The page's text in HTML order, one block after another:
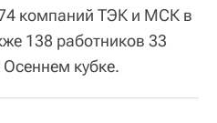
компаний ТЭК и МСК в
138 работников 33
кубке.